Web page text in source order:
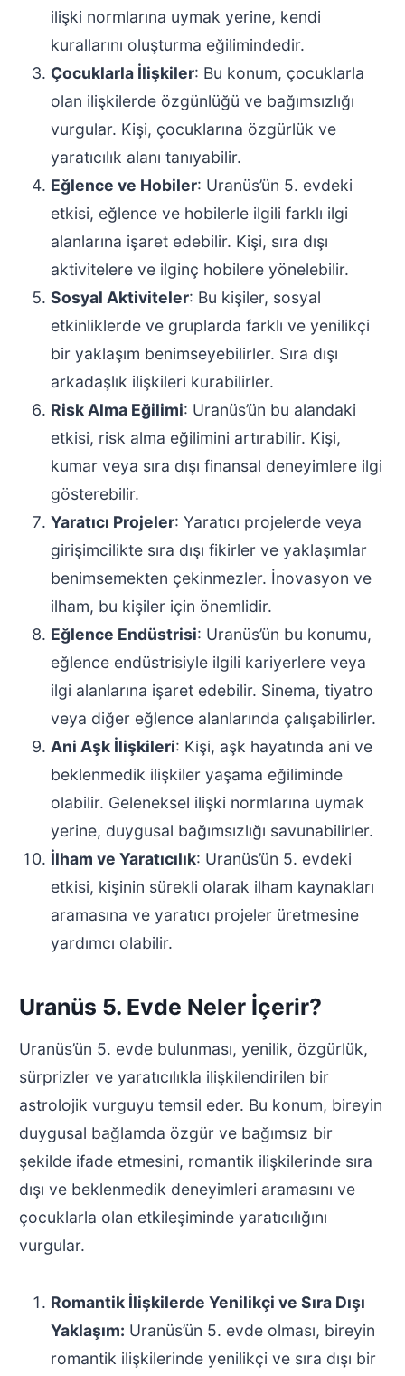
ilişki normlarına uymak yerine, kendi
kurallarını oluşturma eğilimindedir.
Çocuklarla İlişkiler: Bu konum, çocuklarla
olan ilişkilerde özgünlüğü ve bağımsızlığı
vurgular. Kişi, çocuklarına özgürlük ve
yaratıcılık alanı tanıyabilir.
Eğlence ve Hobiler: Uranüs’ün 5. evdeki
etkisi, eğlence ve hobilerle ilgili farklı ilgi
alanlarına işaret edebilir. Kişi, sıra dışı
aktivitelere ve ilginç hobilere yönelebilir.
Sosyal Aktiviteler: Bu kişiler, sosyal
etkinliklerde ve gruplarda farklı ve yenilikçi
bir yaklaşım benimseyebilirler. Sıra dışı
arkadaşlık ilişkileri kurabilirler.
Risk Alma Eğilimi: Uranüs’ün bu alandaki
etkisi, risk alma eğilimini artırabilir. Kişi,
kumar veya sıra dışı finansal deneyimlere ilgi
gösterebilir.
Yaratıcı Projeler: Yaratıcı projelerde veya
girişimcilikte sıra dışı fikirler ve yaklaşımlar
benimsemekten çekinmezler. İnovasyon ve
ilham, bu kişiler için önemlidir.
Eğlence Endüstrisi: Uranüs’ün bu konumu,
eğlence endüstrisiyle ilgili kariyerlere veya
ilgi alanlarına işaret edebilir. Sinema, tiyatro
veya diğer eğlence alanlarında çalışabilirler.
Ani Aşk İlişkileri: Kişi, aşk hayatında ani ve
beklenmedik ilişkiler yaşama eğiliminde
olabilir. Geleneksel ilişki normlarına uymak
yerine, duygusal bağımsızlığı savunabilirler.
İlham ve Yaratıcılık: Uranüs’ün 5. evdeki
etkisi, kişinin sürekli olarak ilham kaynakları
aramasına ve yaratıcı projeler üretmesine
yardımcı olabilir.
Uranüs 5. Evde Neler İçerir?
Uranüs’ün 5. evde bulunması, yenilik, özgürlük,
sürprizler ve yaratıcılıkla ilişkilendirilen bir
astrolojik vurguyu temsil eder. Bu konum, bireyin
duygusal bağlamda özgür ve bağımsız bir
şekilde ifade etmesini, romantik ilişkilerinde sıra
dışı ve beklenmedik deneyimleri aramasını ve
çocuklarla olan etkileşiminde yaratıcılığını
vurgular.
Romantik İlişkilerde Yenilikçi ve Sıra Dışı
Yaklaşım: Uranüs’ün 5. evde olması, bireyin
romantik ilişkilerinde yenilikçi ve sıra dışı bir